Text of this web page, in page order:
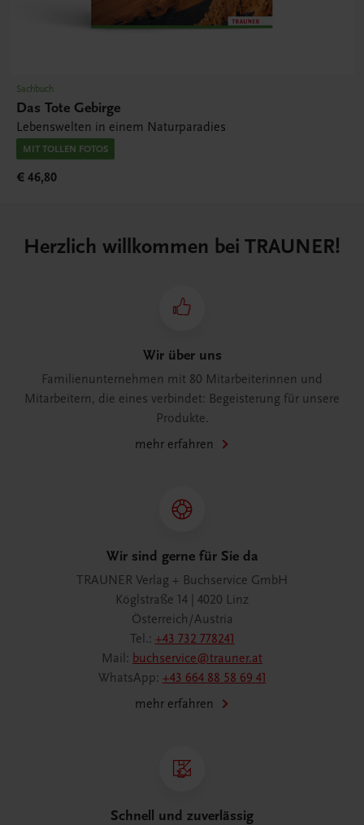
Sachbuch
Das Tote Gebirge
Lebenswelten in einem Naturparadies
MIT TOLLEN FOTOS
€ 46,80
Herzlich willkommen bei TRAUNER!
Wir über uns
Familienunternehmen mit 80 Mitarbeiterinnen und
Mitarbeitern, die eines verbindet: Begeisterung für unsere
Produkte.
mehr erfahren
Wir sind gerne für Sie da
TRAUNER Verlag + Buchservice GmbH
Köglstraße 14 | 4020 Linz
Österreich/Austria
Tel.: +43 732 778241
Mail: buchservice@trauner.at
WhatsApp: +43 664 88 58 69 41
mehr erfahren
Schnell und zuverlässig